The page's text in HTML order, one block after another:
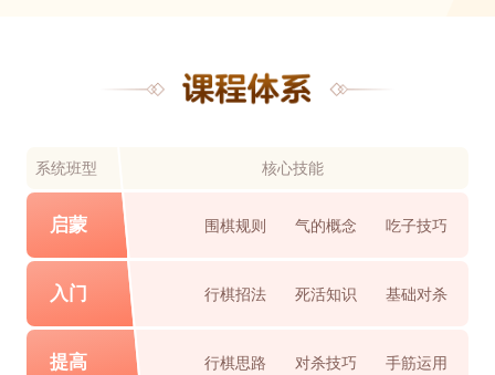
系统班型 核心技能
启蒙 围棋规则 气的概念 吃子技巧
入门 行棋招法 死活知识 基础对杀
提高 行棋思路 对杀技巧 手筋运用